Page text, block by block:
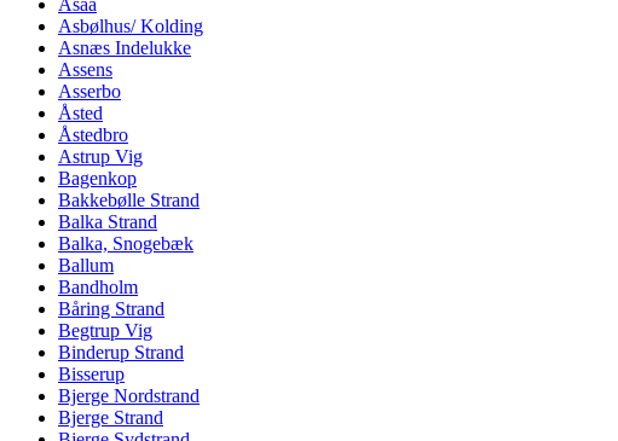
Asaa
Asbølhus/ Kolding
Asnæs Indelukke
Assens
Asserbo
Åsted
Åstedbro
Astrup Vig
Bagenkop
Bakkebølle Strand
Balka Strand
Balka, Snogebæk
Ballum
Bandholm
Båring Strand
Begtrup Vig
Binderup Strand
Bisserup
Bjerge Nordstrand
Bjerge Strand